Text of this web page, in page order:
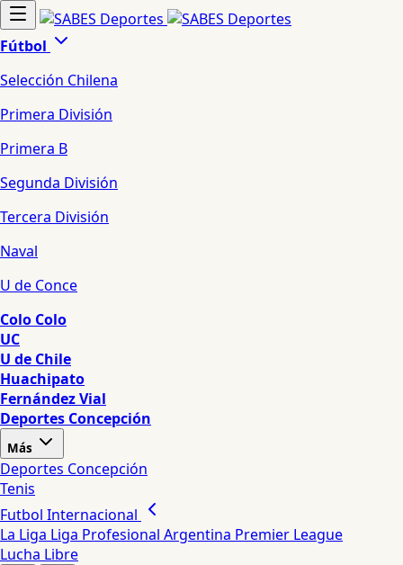
Fútbol
Selección Chilena
Primera División
Primera B
Segunda División
Tercera División
Naval
U de Conce
Colo Colo
UC
U de Chile
Huachipato
Fernández Vial
Deportes Concepción
Más
Deportes Concepción
Tenis
Futbol Internacional
La Liga Liga Profesional Argentina Premier League
Lucha Libre